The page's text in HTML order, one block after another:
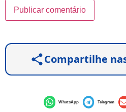
Compartilhe
WhatsApp Telegram